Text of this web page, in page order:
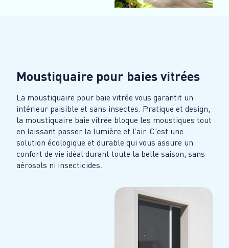
Moustiquaire pour baies vitrées
La moustiquaire pour baie vitrée vous garantit un
intérieur paisible et sans insectes. Pratique et design,
la moustiquaire baie vitrée bloque les moustiques tout
en laissant passer la lumière et l’air. C’est une
solution écologique et durable qui vous assure un
confort de vie idéal durant toute la belle saison, sans
aérosols ni insecticides.